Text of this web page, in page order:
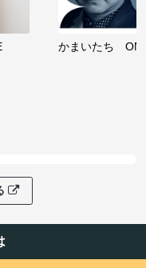
かまいたち